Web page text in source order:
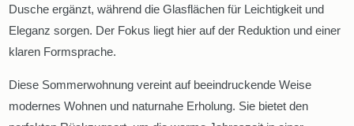
Dusche ergänzt, während die Glasflächen für Leichtigkeit und
Eleganz sorgen. Der Fokus liegt hier auf der Reduktion und einer
klaren Formsprache.
Diese Sommerwohnung vereint auf beeindruckende Weise
modernes Wohnen und naturnahe Erholung. Sie bietet den